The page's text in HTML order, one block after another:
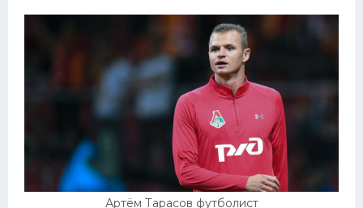
Артём Тарасов футболист